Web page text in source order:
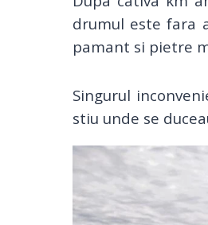
drumul este fara
pamant si pietre
Singurul
stiu unde se